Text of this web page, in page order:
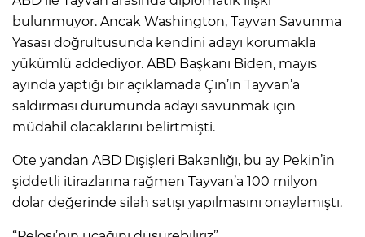
bulunmuyor. Ancak Washington, Tayvan Savunma
Yasası doğrultusunda kendini adayı korumakla
yükümlü addediyor. ABD Başkanı Biden, mayıs
ayında yaptığı bir açıklamada Çin’in Tayvan’a
saldırması durumunda adayı savunmak için
müdahil olacaklarını belirtmişti.
Öte yandan ABD Dışişleri Bakanlığı, bu ay Pekin’in
şiddetli itirazlarına rağmen Tayvan’a 100 milyon
dolar değerinde silah satışı yapılmasını onaylamıştı.